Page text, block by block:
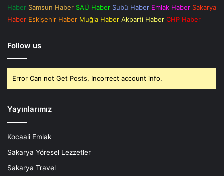
Haber Samsun Haber SAÜ Haber Subü Haber Emlak Haber Sakarya
Haber Eskişehir Haber Muğla Haber Akparti Haber CHP Haber
Follow us
Error Can not Get Posts, Incorrect account info.
Yayınlarımız
Kocaali Emlak
Sakarya Yöresel Lezzetler
Sakarya Travel